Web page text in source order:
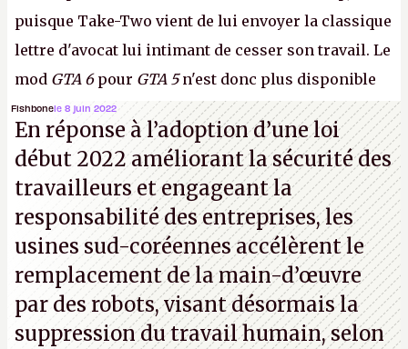
puisque Take-Two vient de lui envoyer la classique
lettre d'avocat lui intimant de cesser son travail. Le
mod GTA 6pour GTA 5n'est donc plus disponible
au téléchargement. Vous pouvez encore en voir
quelques bribes surcette vidéo YouTube.A.
Fishbonele 8 juin 2022
En réponse à l’adoption d’une loi
début 2022 améliorant la sécurité des
travailleurs et engageant la
responsabilité des entreprises, les
usines sud-coréennes accélèrent le
remplacement de la main-d’œuvre
par des robots, visant désormais la
suppression du travail humain, selon